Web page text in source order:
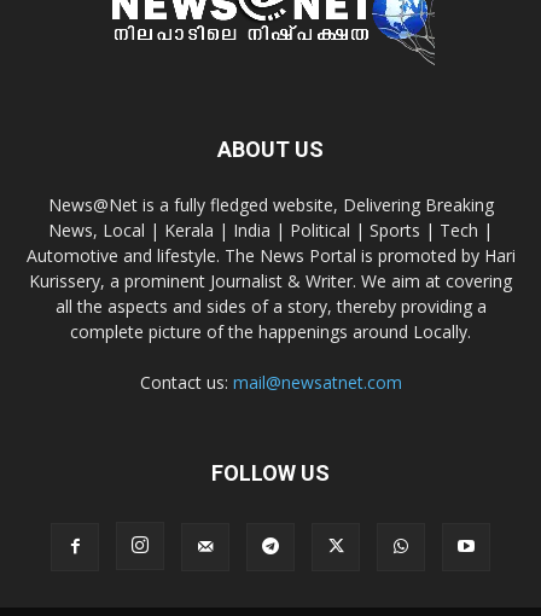
ABOUT US
News@Net is a fully fledged website, Delivering Breaking
News, Local | Kerala | India | Political | Sports | Tech |
Automotive and lifestyle. The News Portal is promoted by Hari
Kurissery, a prominent Journalist & Writer. We aim at covering
all the aspects and sides of a story, thereby providing a
complete picture of the happenings around Locally.
Contact us: mail@newsatnet.com
FOLLOW US